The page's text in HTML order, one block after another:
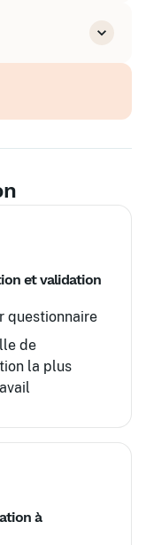
flux aérien
et validation
questionnaire
de
la plus
à